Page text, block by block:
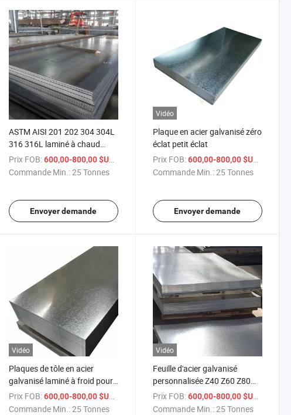
ASTM AISI 201 202 304 304L
316 316L laminé à chaud
Plaque en acier inoxydable
Prix FOB: 600,00-800,00 $US
Commande Min.:25 Tonnes
Envoyer demande
Vidéo
Plaque en acier galvanisé zéro
éclat petit éclat
Prix FOB: 600,00-800,00 $US
Commande Min.:25 Tonnes
Envoyer demande
Vidéo
Plaques de tôle en acier
galvanisé laminé à froid pour
la construction
Prix FOB: 600,00-800,00 $US
Commande Min.:25 Tonnes
Vidéo
Feuille d'acier galvanisé
personnalisée Z40 Z60 Z80
Z100 Z150 Z180 Z275
Prix FOB: 600,00-800,00 $US
Commande Min.:25 Tonnes